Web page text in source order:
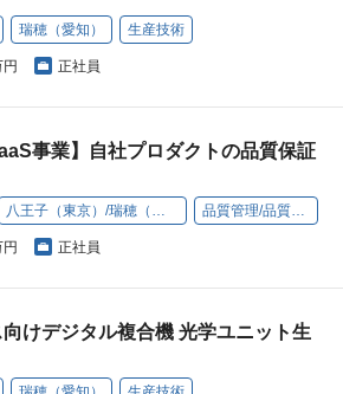
瑞穂（愛知） 生産技術
正社員
事業】自社プロダクトの品質保証
八王子（東京）/瑞穂（愛知） 品質管理/品質保証
正社員
けデジタル複合機 光学ユニット生